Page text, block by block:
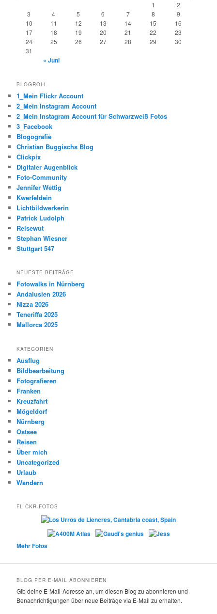
1
2
3
4 5 6 7 8
9
10
11 12 13 14 15
16
17
18 19 20 21 22
23
24
25 26 27 28 29
30
31
« Juni
BLOGROLL
1_Mein Flickr Account
2_Mein Instagram Account
2_Mein Instagram Account für Schwarzweiß Fotos
3_Facebook
Blogografie
Christian Buggischs Blog
Clickpix
Digitaler Augenblick
Foto-Community
Jennifer Wettig
Kwerfeldein
Lichtbildwerkerin
Patrick Ludolph
Reisewut
Stephan Wiesner
Stuttgart 547
NEUESTE BEITRÄGE
Fotowalks in Nürnberg
Andalusien 2026
Nizza 2026
Teneriffa 2025
Mallorca 2025
KATEGORIEN
Ausflug
Bildbearbeitung
Fotografieren
Franken
Kreuzfahrt
Mögeldorf
Nürnberg
Ostsee
Reisen
Über mich
Uncategorized
Urlaub
Wandern
FLICKR-FOTOS
Mehr Fotos
BLOG PER E-MAIL ABONNIEREN
Gib deine E-Mail-Adresse an, um diesen Blog zu abonnieren und
Benachrichtigungen über neue Beiträge via E-Mail zu erhalten.